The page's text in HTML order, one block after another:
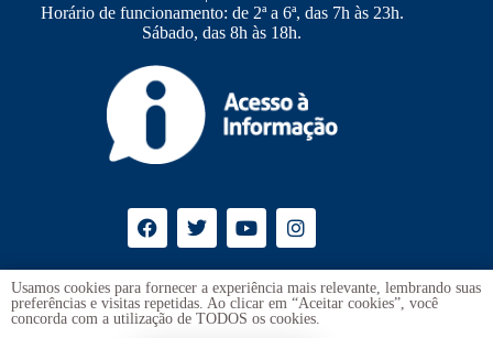
Horário de funcionamento: de 2ª a 6ª, das 7h às 23h.
Sábado, das 8h às 18h.
UnB
Transparência e Prestação de Contas
Usamos cookies para fornecer a experiência mais relevante, lembrando suas
preferências e visitas repetidas. Ao clicar em “Aceitar cookies”, você
concorda com a utilização de TODOS os cookies.